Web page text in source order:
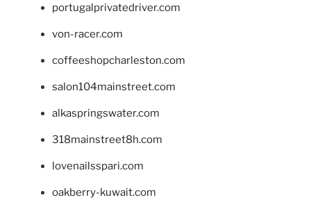
portugalprivatedriver.com
von-racer.com
coffeeshopcharleston.com
salon104mainstreet.com
alkaspringswater.com
318mainstreet8h.com
lovenailsspari.com
oakberry-kuwait.com